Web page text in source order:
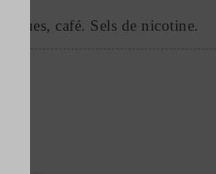
café. Sels de nicotine.